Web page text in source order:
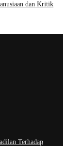
dan Kritik
Terhadap